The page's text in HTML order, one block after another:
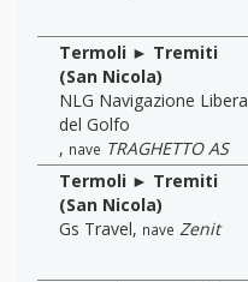
Termoli ► Tremiti
(San Nicola)
NLG Navigazione Libera
del Golfo
, nave TRAGHETTO AS
Termoli ► Tremiti
(San Nicola)
Gs Travel, nave Zenit